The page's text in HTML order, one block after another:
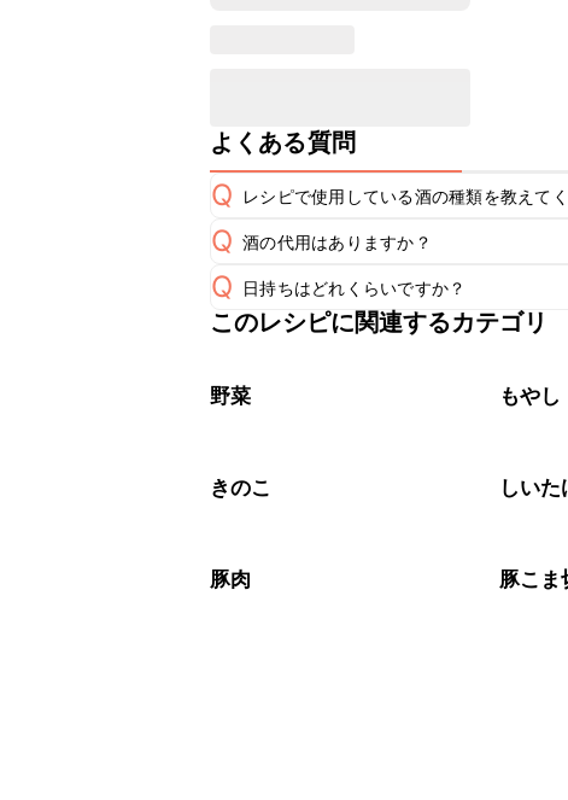
よくある質問
Q レシピで使用している酒の種類を教えて
A
Q 酒の代用はありますか？
A
Q 日持ちはどれくらいですか？
保存期間は冷蔵で当日中が目安です。な
※日持ちは目安です。
このレシピに関連するカテゴリ
野菜 もやし
きのこ しいた
豚肉 豚こま